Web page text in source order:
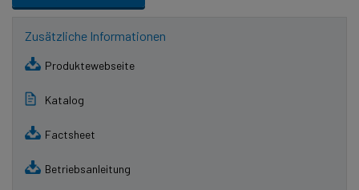
Zusätzliche Informationen
Produktewebseite
Katalog
Factsheet
Betriebsanleitung